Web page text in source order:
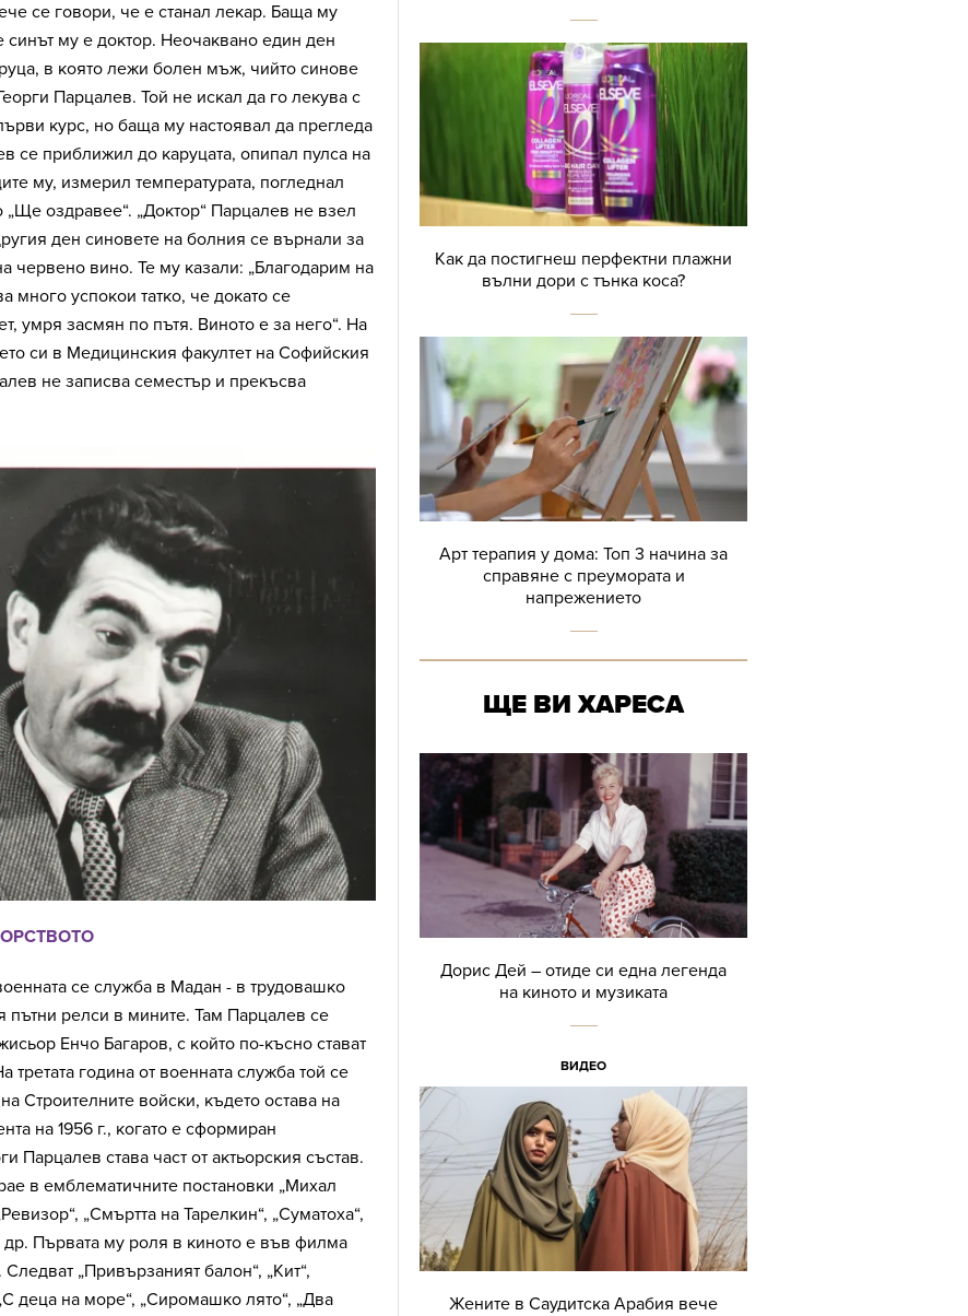
се говори, че е станал лекар. Баща му
му е доктор. Неочаквано един ден
в която лежи болен мъж, чийто синове
Парцалев. Той не искал да го лекува с
курс, но баща му настоявал да прегледа
се приближил до каруцата, опипал пулса на
му, измерил температурата, погледнал
оздравее“. „Доктор“ Парцалев не взел
ден синовете на болния се върнали за
червено вино. Те му казали: „Благодарим на
много успокои татко, че докато се
умря засмян по пътя. Виното е за него“. На
си в Медицинския факултет на Софийския
не записва семестър и прекъсва
се служба в Мадан - в трудовашко
пътни релси в мините. Там Парцалев се
Енчо Багаров, с който по-късно стават
третата година от военната служба той се
Строителните войски, където остава на
на 1956 г., когато е сформиран
Парцалев става част от актьорския състав.
в емблематичните постановки „Михал
„Смъртта на Тарелкин“, „Суматоха“,
др. Първата му роля в киното е във филма
„Привързаният балон“, „Кит“,
деца на море“, „Сиромашко лято“, „Два
Как да постигнеш перфектни плажни
вълни дори с тънка коса?
Арт терапия у дома: Топ 3 начина за
справяне с преумората и
напрежението
ЩЕ ВИ ХАРЕСА
Дорис Дей – отиде си една легенда
на киното и музиката
ВИДЕО
Жените в Саудитска Арабия вече